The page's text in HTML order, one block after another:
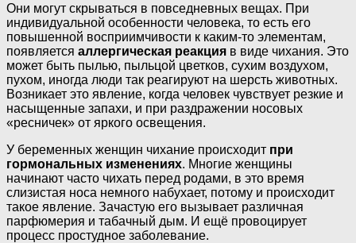
Они могут скрываться в повседневных вещах. При
индивидуальной особенности человека, то есть его
повышенной восприимчивости к каким-то элементам,
появляется аллергическая реакция в виде чихания. Это
может быть пылью, пыльцой цветков, сухим воздухом,
пухом, иногда люди так реагируют на шерсть животных.
Возникает это явление, когда человек чувствует резкие и
насыщенные запахи, и при раздражении носовых
«ресничек» от яркого освещения.
У беременных женщин чихание происходит при
гормональных изменениях. Многие женщины
начинают часто чихать перед родами, в это время
слизистая носа немного набухает, потому и происходит
такое явление. Зачастую его вызывает различная
парфюмерия и табачный дым. И ещё провоцирует
процесс простудное заболевание.